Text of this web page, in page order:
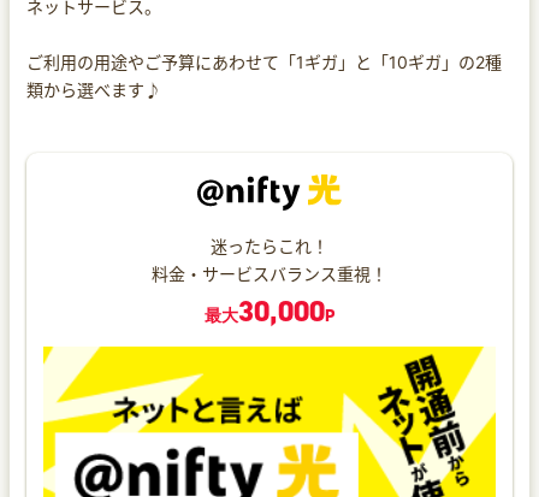
ネットサービス。
ご利用の用途やご予算にあわせて「1ギガ」と「10ギガ」の2種
類から選べます♪
迷ったらこれ！
料金・サービスバランス重視！
最大30,000P